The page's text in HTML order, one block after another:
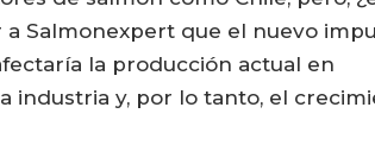
a Salmonexpert que el nuevo
la producción actual en
industria y, por lo tanto, el